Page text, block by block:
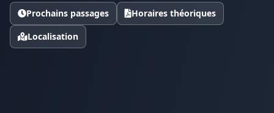
Prochains passages
Horaires théoriques
Localisation